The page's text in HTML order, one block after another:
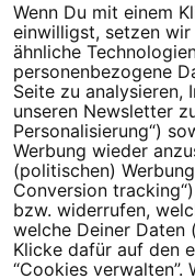
Dein Engagement macht
Millionen Menschen an.
Newsletter bestellen
Campact e.V.
IBAN DE95 2‍5‍1‍2 0‍5‍1‍0
SozialBank
Wenn Du mit einem
einwilligst, setzen
ähnliche
personenbezogene
Seite zu analysieren,
unseren Newsletter
Personalisierung“)
Werbung wieder
(politischen)
Conversion
bzw. widerrufen,
welche Deiner
Klicke dafür auf den
“Cookies verwalten”.